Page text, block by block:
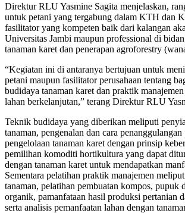
Direktur RLU Yasmine Sagita menjelaskan,
untuk petani yang tergabung dalam KTH dan
fasilitator yang kompeten baik dari kalangan
Universitas Jambi maupun professional di
tanaman karet dan penerapan agroforestry
“Kegiatan ini di antaranya bertujuan untuk
petani maupun fasilitator perusahaan tentang
budidaya tanaman karet dan praktik
lahan berkelanjutan,” terang Direktur RLU
Teknik budidaya yang diberikan meliputi
tanaman, pengenalan dan cara
pengelolaan tanaman karet dengan prinsip
pemilihan komoditi hortikultura yang dapat
dengan tanaman karet untuk mendapatkan
Sementara pelatihan praktik manajemen
tanaman, pelatihan pembuatan kompos, pupuk
organik, pamanfataan hasil produksi pertanian
serta analisis pemanfaatan lahan dengan